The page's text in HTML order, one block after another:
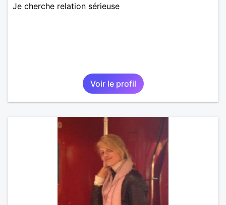
Je cherche relation sérieuse
Voir le profil